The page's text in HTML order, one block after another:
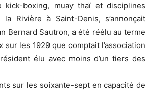
kick-boxing, muay thaï et disciplines
Rivière à Saint-Denis, s’annonçait
Bernard Sautron, a été réélu au terme
les 1929 que comptait l’association
élu avec moins d’un tiers des
sur les soixante-sept en capacité de